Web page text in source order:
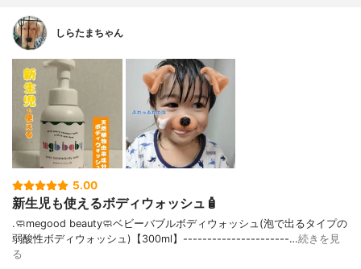
しらたまちゃん
5.00
新生児も使えるボディウォッシュ🧴
.🧼megood beauty🧼ベビーバブルボディウォッシュ(泡で出るタイプの
弱酸性ボディウォッシュ)【300ml】----------------------…続きを見
る